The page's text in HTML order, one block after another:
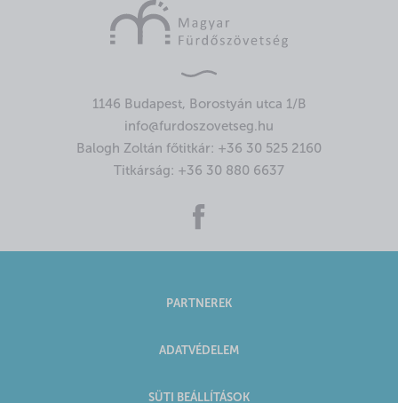
1146 Budapest, Borostyán utca 1/B
info@furdoszovetseg.hu
Balogh Zoltán főtitkár: +36 30 525 2160
Titkárság: +36 30 880 6637
PARTNEREK
ADATVÉDELEM
SÜTI BEÁLLÍTÁSOK